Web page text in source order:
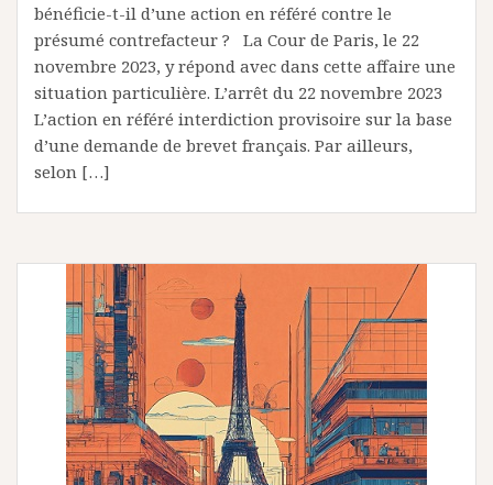
bénéficie-t-il d’une action en référé contre le
présumé contrefacteur ? La Cour de Paris, le 22
novembre 2023, y répond avec dans cette affaire une
situation particulière. L’arrêt du 22 novembre 2023
L’action en référé interdiction provisoire sur la base
d’une demande de brevet français. Par ailleurs,
selon […]